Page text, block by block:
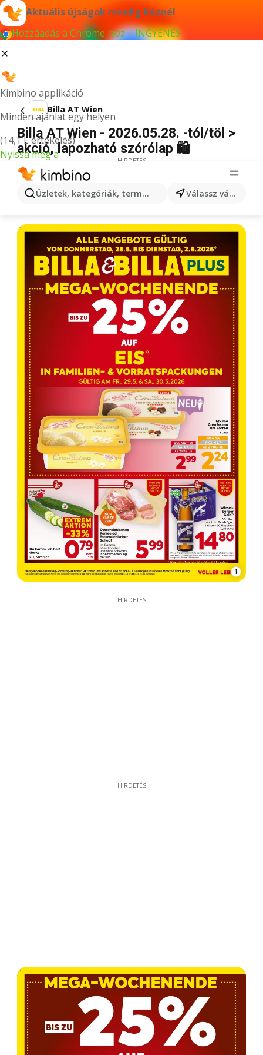
Aktuális újságok mindig kéznél
Hozzáadás a Chrome-hoz – INGYENES
Kimbino applikáció
Minden ajánlat egy helyen
(14,1 E értékelés)
Nyissa meg a
Üzletek, kategóriák, termékek keresése... Válassz várost
Billa AT Wien
Billa AT Wien - 2026.05.28. -tól/töl >
akció, lapozható szórólap 🛍️
HIRDETÉS
1
HIRDETÉS
HIRDETÉS